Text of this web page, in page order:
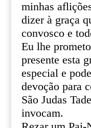
minhas
dizer à graça
convosco e
Eu lhe
presente esta
especial e
devoção para
São Judas
invocam.